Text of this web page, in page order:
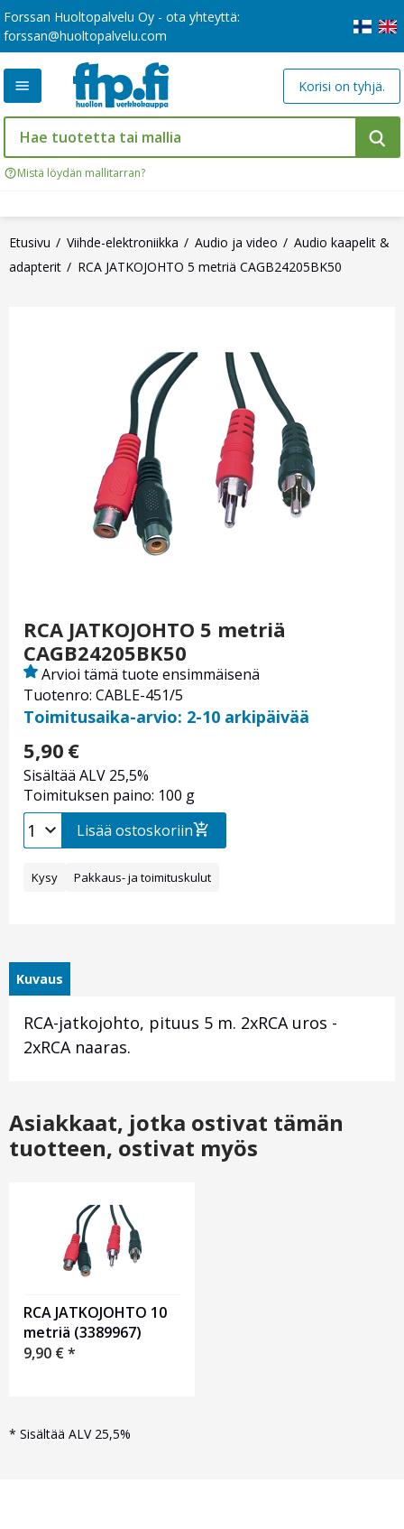
Forssan Huoltopalvelu Oy - ota yhteyttä:
forssan@huoltopalvelu.com
Mistä löydän mallitarran?
Korisi on tyhjä.
Etusivu Viihde-elektroniikka Audio ja video
Audio kaapelit &
adapterit
RCA JATKOJOHTO 5 metriä CAGB24205BK50
RCA JATKOJOHTO 5 metriä
CAGB24205BK50
Tuotenro: CABLE-451/5
Arvioi tämä tuote ensimmäisenä
Toimitusaika-arvio: 2-10 arkipäivää
5,90 €
Sisältää ALV 25,5%
Toimituksen paino: 100 g
Lisää ostoskoriin
Kysy Pakkaus- ja toimituskulut
Kuvaus
RCA-jatkojohto, pituus 5 m. 2xRCA uros -
2xRCA naaras.
Asiakkaat, jotka ostivat tämän
tuotteen, ostivat myös
RCA JATKOJOHTO 10
metriä (3389967)
9,90 €*
* Sisältää ALV 25,5%